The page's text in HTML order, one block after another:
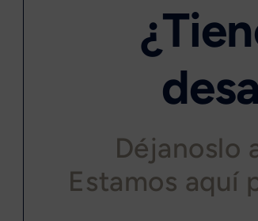
Déjanoslo
Estamos aquí